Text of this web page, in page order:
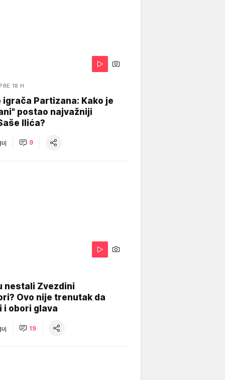
18 H
igrača Partizana: Kako je
postao najvažniji
Ilića?
9
nestali Zvezdini
Ovo nije trenutak da
i obori glava
19